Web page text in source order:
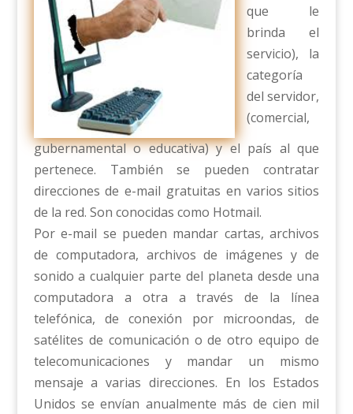
que le
brinda el
servicio), la
categoría
del servidor,
(comercial,
gubernamental o educativa) y el país al que
pertenece. También se pueden contratar
direcciones de e-mail gratuitas en varios sitios
de la red. Son conocidas como Hotmail.
Por e-mail se pueden mandar cartas, archivos
de computadora, archivos de imágenes y de
sonido a cualquier parte del planeta desde una
computadora a otra a través de la línea
telefónica, de conexión por microondas, de
satélites de comunicación o de otro equipo de
telecomunicaciones y mandar un mismo
mensaje a varias direcciones. En los Estados
Unidos se envían anualmente más de cien mil